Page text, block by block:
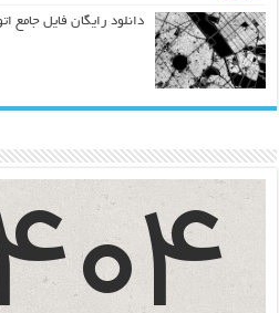
دانلود رایگان فایل جامع